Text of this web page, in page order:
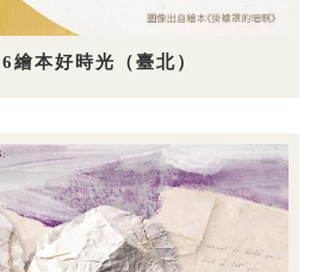
繪本好時光（臺北）